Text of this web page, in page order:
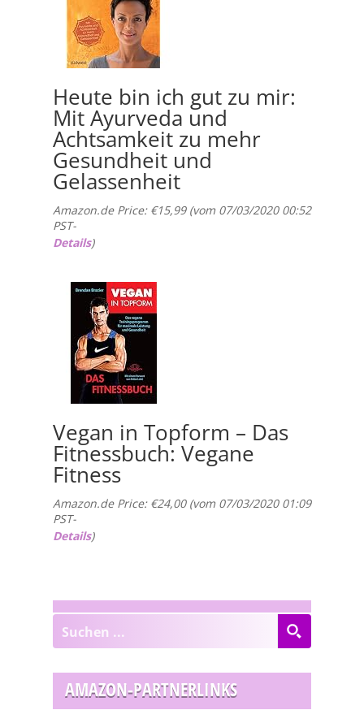
Heute bin ich gut zu mir:
Mit Ayurveda und
Achtsamkeit zu mehr
Gesundheit und
Gelassenheit
Amazon.de Price: €15,99(vom 07/03/2020 00:52
PST-
Details)
Vegan in Topform – Das
Fitnessbuch: Vegane
Fitness
Amazon.de Price: €24,00(vom 07/03/2020 01:09
PST-
Details)
AMAZON-PARTNERLINKS